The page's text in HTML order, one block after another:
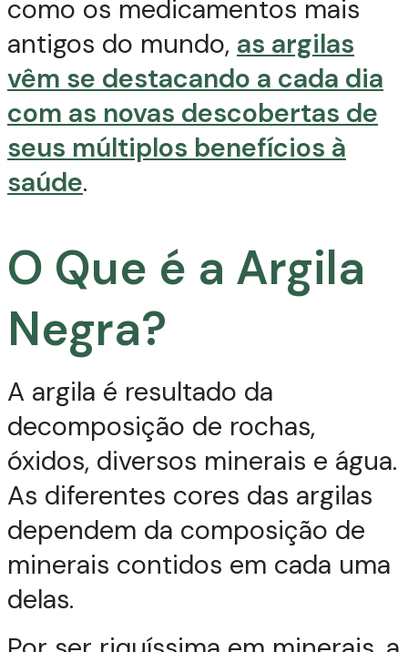
como os medicamentos mais
antigos do mundo, as argilas
vêm se destacando a cada dia
com as novas descobertas de
seus múltiplos benefícios à
saúde.
O Que é a Argila
Negra?
A argila é resultado da
decomposição de rochas,
óxidos, diversos minerais e água.
As diferentes cores das argilas
dependem da composição de
minerais contidos em cada uma
delas.